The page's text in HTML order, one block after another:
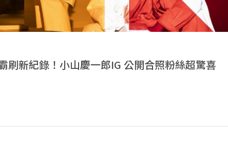
刷新紀錄！小山慶一郎IG 公開合照粉絲超驚喜